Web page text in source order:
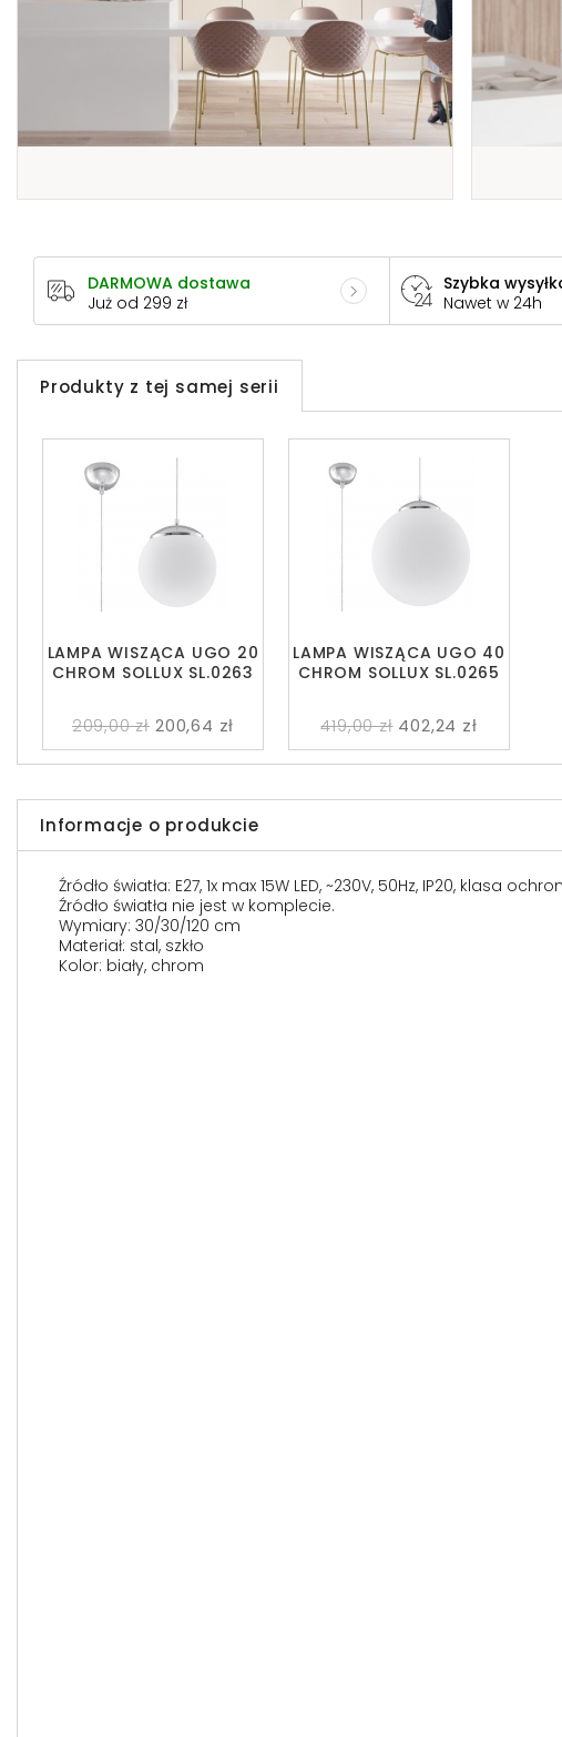
DARMOWA dostawa
Już od 299 zł
Szybka
Nawet w 24h
Produkty z tej samej serii
LAMPA WISZĄCA UGO 20
CHROM SOLLUX SL.0263
209,00 zł 200,64 zł
LAMPA WISZĄCA UGO 40
CHROM SOLLUX SL.0265
419,00 zł 402,24 zł
Informacje o produkcie
Źródło światła: E27, 1x max 15W LED, ~230V, 50Hz, IP20, klasa
Źródło światła nie jest w komplecie.
Wymiary: 30/30/120 cm
Materiał: stal, szkło
Kolor: biały, chrom